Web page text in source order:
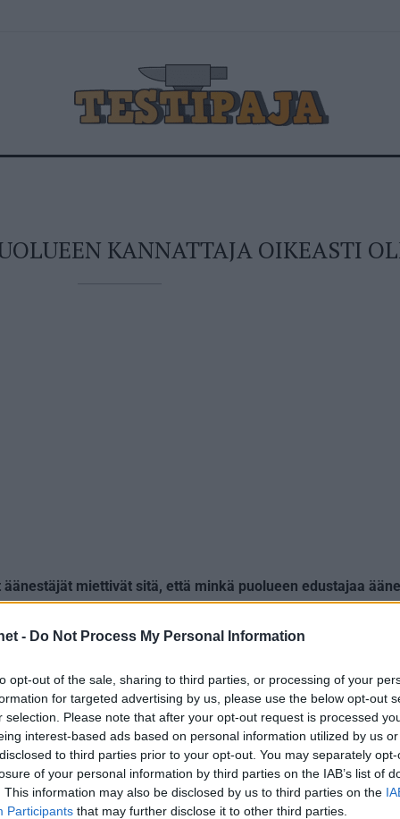
- Do Not Process My Personal Information
opt-out of the sale, sharing to third parties, or processing of your
for targeted advertising by us, please use the below opt-out
selection. Please note that after your opt-out request is processed
interest-based ads based on personal information utilized by us
to third parties prior to your opt-out. You may separately
of your personal information by third parties on the IAB’s list of
This information may also be disclosed by us to third parties on the
Participants that may further disclose it to other third parties.
KANNATTAJA OIKEASTI
miettivät sitä, että minkä puolueen edustajaa
arvot jonkun puolueen kanssa, mutta oletko sitten
ja tsekkaa, mikä on sinun puolueesi.
oikeasti?